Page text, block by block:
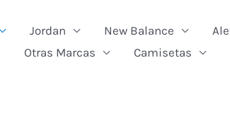
Jordan New Balance
Otras Marcas Camisetas